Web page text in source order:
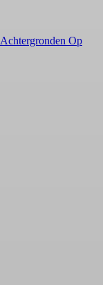
Achtergronden Op